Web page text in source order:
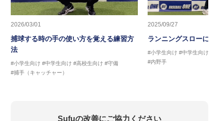
2026/03/01
捕球する時の手の使い方を覚える練習方
法
#小学生向け #中学生向け #高校生向け #守備
#捕手（キャッチャー）
2025/09/27
ランニングスローに繋
#小学生向け #中学生向け
#内野手
Sufuの改善にご協力ください